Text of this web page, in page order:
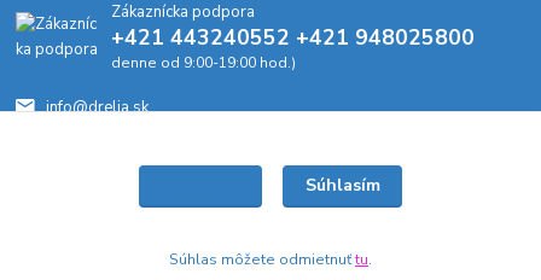
Zákaznícka podpora
+421 443240552 +421 948025800
denne od 9:00-19:00 hod.)
info@drelia.sk
Súhlasím
Súhlas môžete odmietnuťtu.